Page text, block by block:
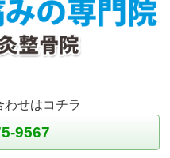
わせはコチラ
9567